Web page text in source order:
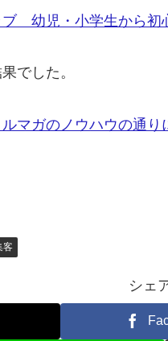
幼児・小学生から初
でした。
マガのノウハウの通り
客
シェ